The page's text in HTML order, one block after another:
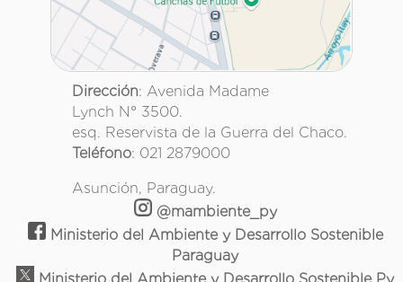
Dirección: Avenida Madame
Lynch N° 3500.
esq. Reservista de la Guerra del Chaco.
Teléfono: 021 2879000
Asunción, Paraguay.
@mambiente_py
Ministerio del Ambiente y Desarrollo Sostenible
Paraguay